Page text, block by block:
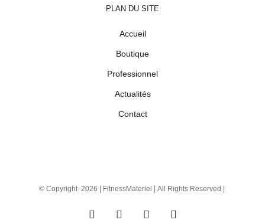
PLAN DU SITE
Accueil
Boutique
Professionnel
Actualités
Contact
© Copyright 2026 | FitnessMateriel | All Rights Reserved |
Facebook
X InstagramPinterest